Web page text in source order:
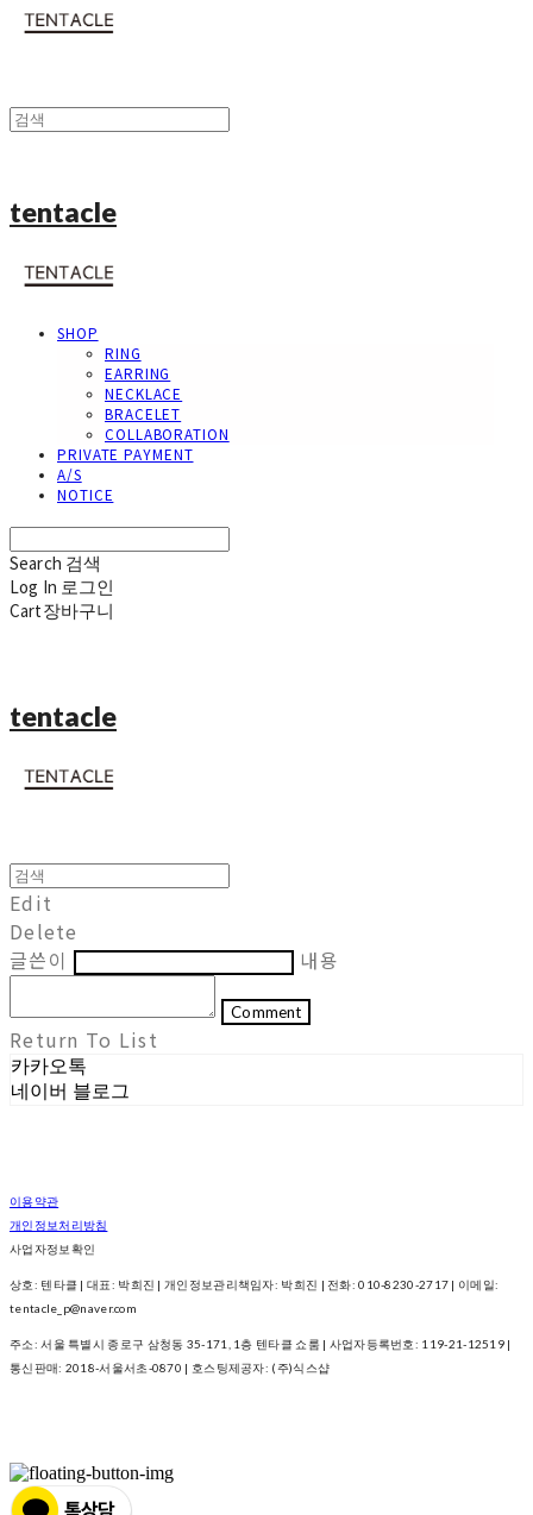
tentacle
SHOP
RING
EARRING
NECKLACE
BRACELET
COLLABORATION
PRIVATE PAYMENT
A/S
NOTICE
Search 검색
Log In 로그인
Cart장바구니
tentacle
Edit
Delete
글쓴이
내용
Comment
Return To List
카카오톡
네이버 블로그
이용약관
개인정보처리방침
사업자정보확인
상호: 텐타클 | 대표: 박희진 | 개인정보관리책임자: 박희진 | 전화: 010-8230-2717 | 이메일:
tentacle_p@naver.com
주소: 서울 특별시 종로구 삼청동 35-171, 1층 텐타클 쇼룸 | 사업자등록번호: 119-21-12519 |
통신판매: 2018-서울서초-0870 | 호스팅제공자: (주)식스샵